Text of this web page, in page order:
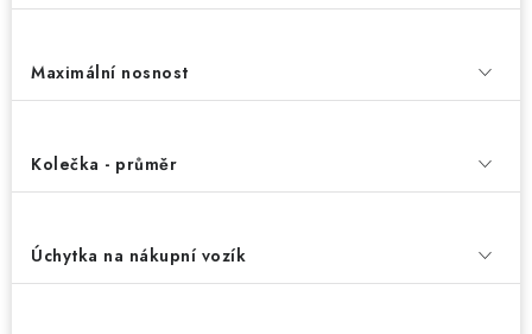
Maximální nosnost
Kolečka - průměr
Úchytka na nákupní vozík